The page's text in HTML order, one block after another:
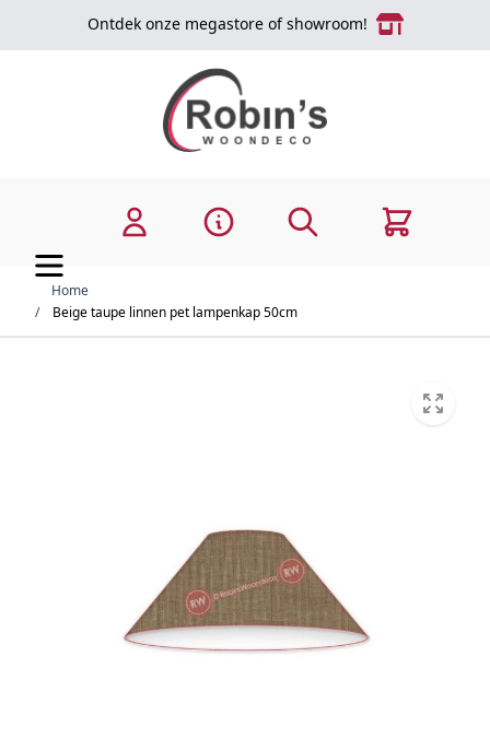
Ga naar de inhoudOntdek onze megastore of showroom!
Zoek Cart
Home
/
Beige taupe linnen pet lampenkap 50cm